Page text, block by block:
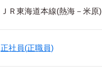
ＪＲ東海道本線(熱海－米
正社員(正職員)